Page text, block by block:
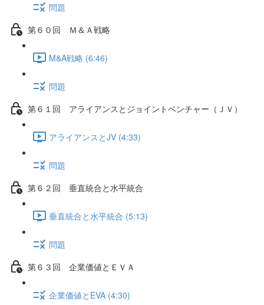
問題
第６０回 Ｍ＆Ａ戦略
M&A戦略 (6:46)
問題
第６１回 アライアンスとジョイントベンチャー（ＪＶ）
アライアンスとJV (4:33)
問題
第６２回 垂直統合と水平統合
垂直統合と水平統合 (5:13)
問題
第６３回 企業価値とＥＶＡ
企業価値とEVA (4:30)